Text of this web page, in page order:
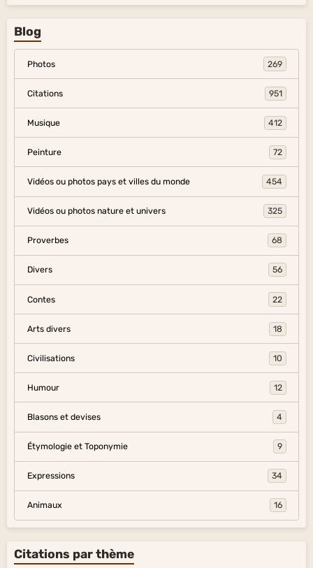
Blog
Photos 269
Citations 951
Musique 412
Peinture 72
Vidéos ou photos pays et villes du monde 454
Vidéos ou photos nature et univers 325
Proverbes 68
Divers 56
Contes 22
Arts divers 18
Civilisations 10
Humour 12
Blasons et devises 4
Étymologie et Toponymie 9
Expressions 34
Animaux 16
Citations par thème